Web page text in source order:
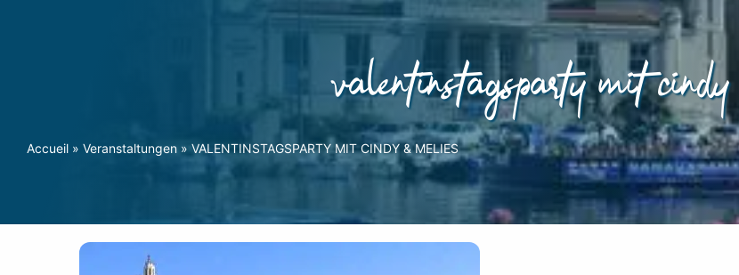
valentinstagsparty mit
Accueil» Veranstaltungen» VALENTINSTAGSPARTY MIT CINDY & MELIES